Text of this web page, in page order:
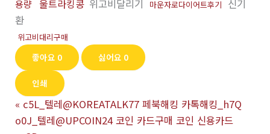
용량
울트라킹콩 위고비달리기 마운자로다이어트후기
신기
환
위고비대리구매
좋아요 0 싫어요 0
인쇄
« c5L_텔레@KOREATALK77 페북해킹 카톡해킹_h7Q
o0J_텔레@UPCOIN24 코인 카드구매 코인 신용카드